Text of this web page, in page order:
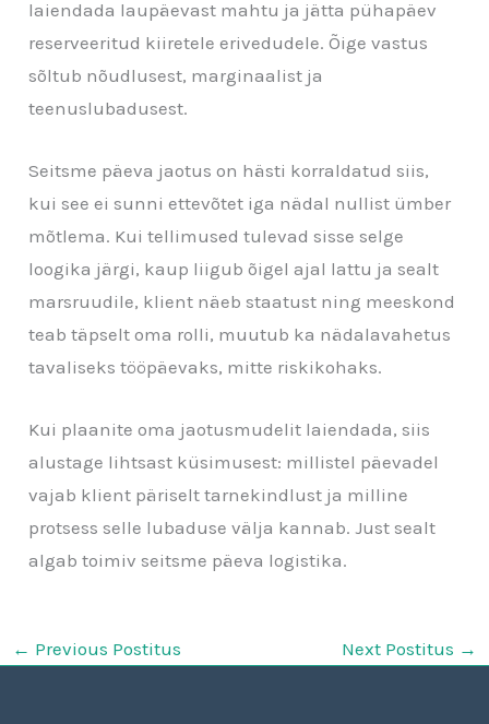
laiendada laupäevast mahtu ja jätta pühapäev
reserveeritud kiiretele erivedudele. Õige vastus
sõltub nõudlusest, marginaalist ja
teenuslubadusest.
Seitsme päeva jaotus on hästi korraldatud siis,
kui see ei sunni ettevõtet iga nädal nullist ümber
mõtlema. Kui tellimused tulevad sisse selge
loogika järgi, kaup liigub õigel ajal lattu ja sealt
marsruudile, klient näeb staatust ning meeskond
teab täpselt oma rolli, muutub ka nädalavahetus
tavaliseks tööpäevaks, mitte riskikohaks.
Kui plaanite oma jaotusmudelit laiendada, siis
alustage lihtsast küsimusest: millistel päevadel
vajab klient päriselt tarnekindlust ja milline
protsess selle lubaduse välja kannab. Just sealt
algab toimiv seitsme päeva logistika.
← Previous Postitus Next Postitus →